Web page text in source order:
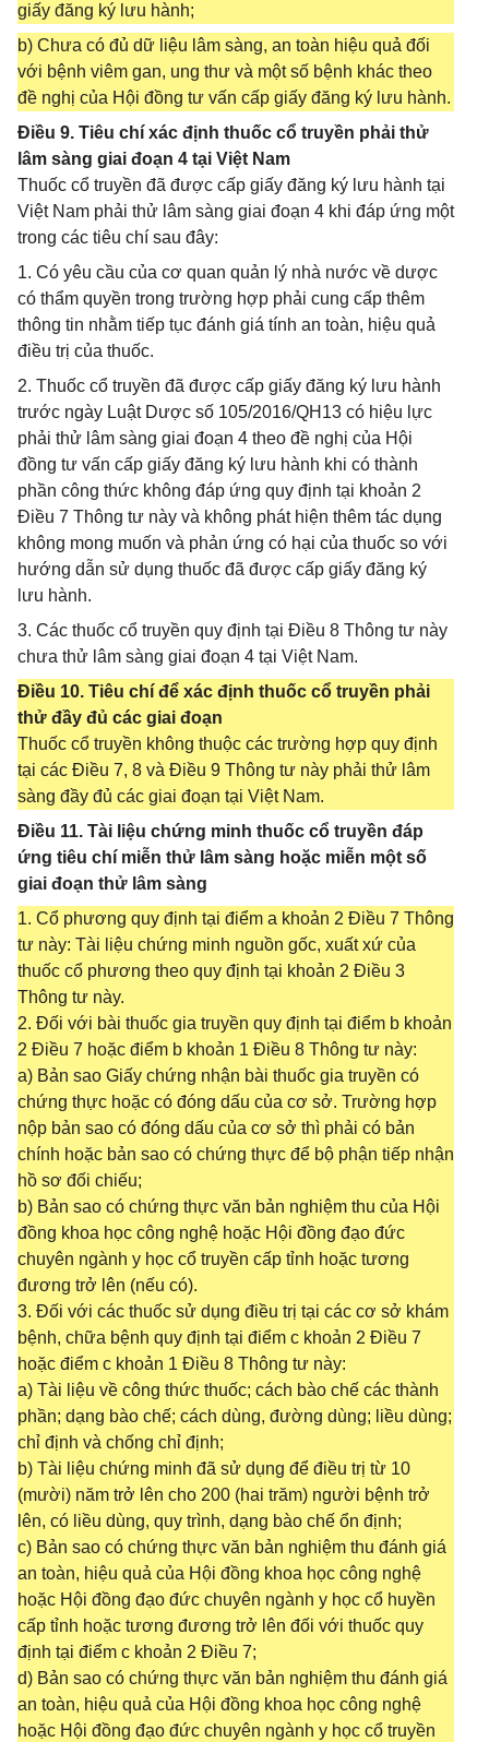
giấy đăng ký lưu hành;
b) Chưa có đủ dữ liệu lâm sàng, an toàn hiệu quả đối
với bệnh viêm gan, ung thư và một số bệnh khác theo
đề nghị của Hội đồng tư vấn cấp giấy đăng ký lưu hành.
Điều 9. Tiêu chí xác định thuốc cổ truyền phải thử
lâm sàng giai đoạn 4 tại Việt Nam
Thuốc cổ truyền đã được cấp giấy đăng ký lưu hành tại
Việt Nam phải thử lâm sàng giai đoạn 4 khi đáp ứng một
trong các tiêu chí sau đây:
1. Có yêu cầu của cơ quan quản lý nhà nước về dược
có thẩm quyền trong trường hợp phải cung cấp thêm
thông tin nhằm tiếp tục đánh giá tính an toàn, hiệu quả
điều trị của thuốc.
2. Thuốc cổ truyền đã được cấp giấy đăng ký lưu hành
trước ngày Luật Dược số 105/2016/QH13 có hiệu lực
phải thử lâm sàng giai đoạn 4 theo đề nghị của Hội
đồng tư vấn cấp giấy đăng ký lưu hành khi có thành
phần công thức không đáp ứng quy định tại khoản 2
Điều 7 Thông tư này và không phát hiện thêm tác dụng
không mong muốn và phản ứng có hại của thuốc so với
hướng dẫn sử dụng thuốc đã được cấp giấy đăng ký
lưu hành.
3. Các thuốc cổ truyền quy định tại Điều 8 Thông tư này
chưa thử lâm sàng giai đoạn 4 tại Việt Nam.
Điều 10. Tiêu chí để xác định thuốc cổ truyền phải
thử đầy đủ các giai đoạn
Thuốc cổ truyền không thuộc các trường hợp quy định
tại các Điều 7, 8 và Điều 9 Thông tư này phải thử lâm
sàng đầy đủ các giai đoạn tại Việt Nam.
Điều 11. Tài liệu chứng minh thuốc cổ truyền đáp
ứng tiêu chí miễn thử lâm sàng hoặc miễn một số
giai đoạn thử lâm sàng
1. Cổ phương quy định tại điểm a khoản 2 Điều 7 Thông
tư này: Tài liệu chứng minh nguồn gốc, xuất xứ của
thuốc cổ phương theo quy định tại khoản 2 Điều 3
Thông tư này.
2. Đối với bài thuốc gia truyền quy định tại điểm b khoản
2 Điều 7 hoặc điểm b khoản 1 Điều 8 Thông tư này:
a) Bản sao Giấy chứng nhận bài thuốc gia truyền có
chứng thực hoặc có đóng dấu của cơ sở. Trường hợp
nộp bản sao có đóng dấu của cơ sở thì phải có bản
chính hoặc bản sao có chứng thực để bộ phận tiếp nhận
hồ sơ đối chiếu;
b) Bản sao có chứng thực văn bản nghiệm thu của Hội
đồng khoa học công nghệ hoặc Hội đồng đạo đức
chuyên ngành y học cổ truyền cấp tỉnh hoặc tương
đương trở lên (nếu có).
3. Đối với các thuốc sử dụng điều trị tại các cơ sở khám
bệnh, chữa bệnh quy định tại điểm c khoản 2 Điều 7
hoặc điểm c khoản 1 Điều 8 Thông tư này:
a) Tài liệu về công thức thuốc; cách bào chế các thành
phần; dạng bào chế; cách dùng, đường dùng; liều dùng;
chỉ định và chống chỉ định;
b) Tài liệu chứng minh đã sử dụng để điều trị từ 10
(mười) năm trở lên cho 200 (hai trăm) người bệnh trở
lên, có liều dùng, quy trình, dạng bào chế ổn định;
c) Bản sao có chứng thực văn bản nghiệm thu đánh giá
an toàn, hiệu quả của Hội đồng khoa học công nghệ
hoặc Hội đồng đạo đức chuyên ngành y học cổ huyền
cấp tỉnh hoặc tương đương trở lên đối với thuốc quy
định tại điểm c khoản 2 Điều 7;
d) Bản sao có chứng thực văn bản nghiệm thu đánh giá
an toàn, hiệu quả của Hội đồng khoa học công nghệ
hoặc Hội đồng đạo đức chuyên ngành y học cổ truyền